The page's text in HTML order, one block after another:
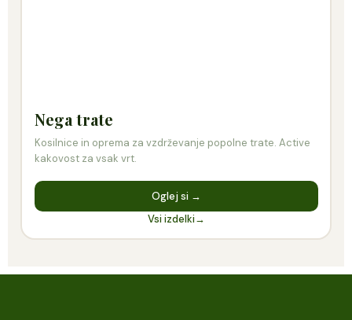
Nega trate
Kosilnice in oprema za vzdrževanje popolne trate. Active
kakovost za vsak vrt.
Oglej si →
Vsi izdelki→